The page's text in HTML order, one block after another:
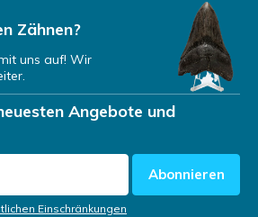
Zähnen?
uns auf! Wir
Angebote und
Abonnieren
Einschränkungen